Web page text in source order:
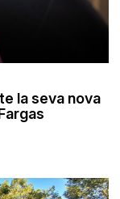
la seva nova